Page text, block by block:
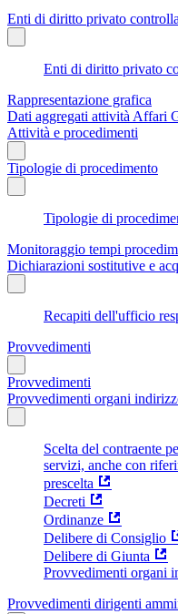
Enti di diritto privato
Enti di diritto privato
Rappresentazione grafica
Dati aggregati attività Affari
Attività e procedimenti
Tipologie di procedimento
Tipologie di
Monitoraggio tempi
Dichiarazioni sostitutive e
Recapiti dell'ufficio
Provvedimenti
Provvedimenti
Provvedimenti organi
Scelta del contraente
servizi, anche con
prescelta
Decreti
Ordinanze
Delibere di Consiglio
Delibere di Giunta
Provvedimenti organi
Provvedimenti dirigenti